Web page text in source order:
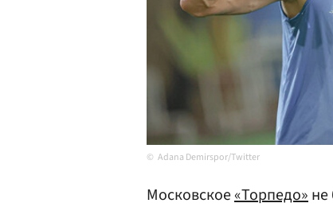
Adana Demirspor/Twitter
Московское«Торпедо»